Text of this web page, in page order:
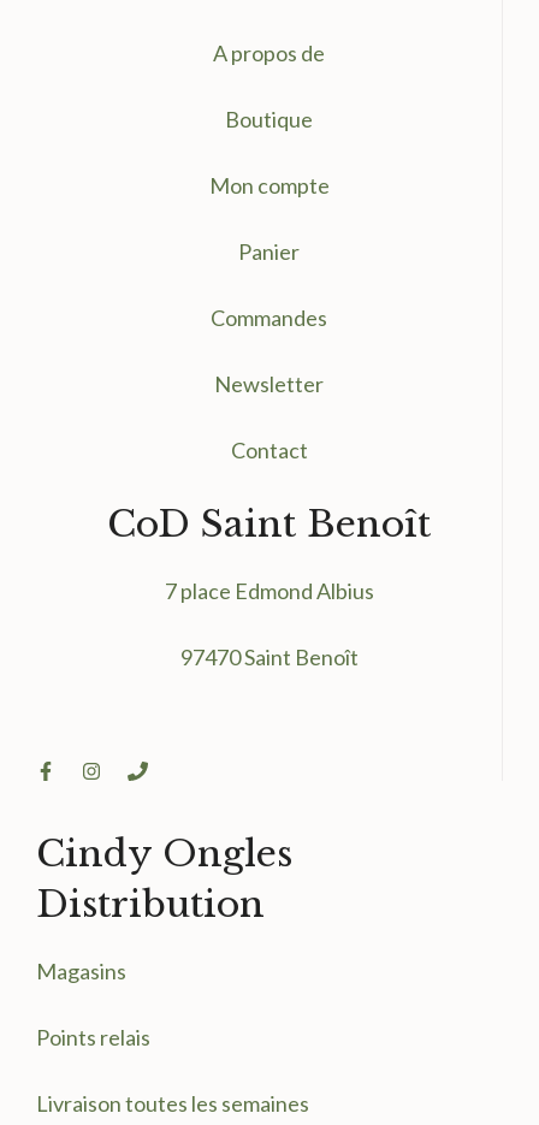
A propos de
Boutique
Mon compte
Panier
Commandes
Newsletter
Contact
CoD Saint Benoît
7 place Edmond Albius
97470 Saint Benoît
Cindy Ongles
Distribution
Magasins
Points relais
Livraison toutes les semaines